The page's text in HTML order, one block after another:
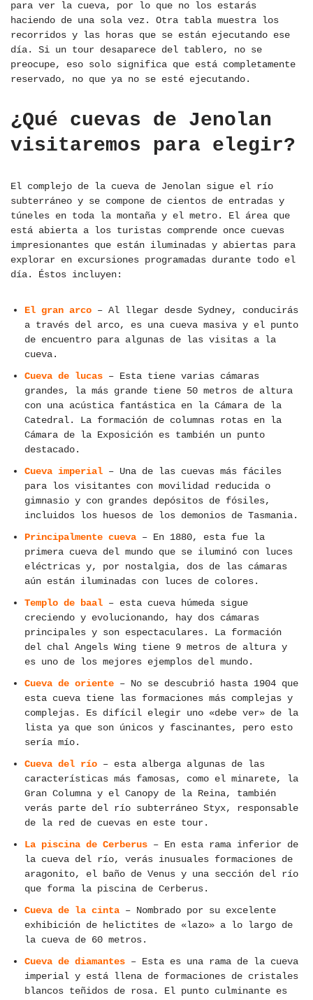
para ver la cueva, por lo que no los estarás
haciendo de una sola vez. Otra tabla muestra los
recorridos y las horas que se están ejecutando ese
día. Si un tour desaparece del tablero, no se
preocupe, eso solo significa que está completamente
reservado, no que ya no se esté ejecutando.
¿Qué cuevas de Jenolan
visitaremos para elegir?
El complejo de la cueva de Jenolan sigue el río
subterráneo y se compone de cientos de entradas y
túneles en toda la montaña y el metro. El área que
está abierta a los turistas comprende once cuevas
impresionantes que están iluminadas y abiertas para
explorar en excursiones programadas durante todo el
día. Éstos incluyen:
El gran arco – Al llegar desde Sydney, conducirás
a través del arco, es una cueva masiva y el punto
de encuentro para algunas de las visitas a la
cueva.
Cueva de lucas – Esta tiene varias cámaras
grandes, la más grande tiene 50 metros de altura
con una acústica fantástica en la Cámara de la
Catedral. La formación de columnas rotas en la
Cámara de la Exposición es también un punto
destacado.
Cueva imperial – Una de las cuevas más fáciles
para los visitantes con movilidad reducida o
gimnasio y con grandes depósitos de fósiles,
incluidos los huesos de los demonios de Tasmania.
Principalmente cueva – En 1880, esta fue la
primera cueva del mundo que se iluminó con luces
eléctricas y, por nostalgia, dos de las cámaras
aún están iluminadas con luces de colores.
Templo de baal – esta cueva húmeda sigue
creciendo y evolucionando, hay dos cámaras
principales y son espectaculares. La formación
del chal Angels Wing tiene 9 metros de altura y
es uno de los mejores ejemplos del mundo.
Cueva de oriente – No se descubrió hasta 1904 que
esta cueva tiene las formaciones más complejas y
complejas. Es difícil elegir uno «debe ver» de la
lista ya que son únicos y fascinantes, pero esto
sería mío.
Cueva del río – esta alberga algunas de las
características más famosas, como el minarete, la
Gran Columna y el Canopy de la Reina, también
verás parte del río subterráneo Styx, responsable
de la red de cuevas en este tour.
La piscina de Cerberus – En esta rama inferior de
la cueva del río, verás inusuales formaciones de
aragonito, el baño de Venus y una sección del río
que forma la piscina de Cerberus.
Cueva de la cinta – Nombrado por su excelente
exhibición de helictites de «lazo» a lo largo de
la cueva de 60 metros.
Cueva de diamantes – Esta es una rama de la cueva
imperial y está llena de formaciones de cristales
blancos teñidos de rosa. El punto culminante es